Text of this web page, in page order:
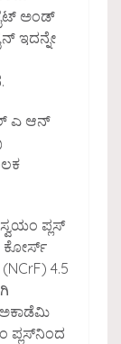
ಅಂಡ್
ಇದನ್ನೇ
ಎ ಆನ್
ಸ್ವಯಂ ಪ್ಲಸ್
ಕೋರ್ಸ್
4.5
ಪ್ಲಸ್‌ನಿಂದ